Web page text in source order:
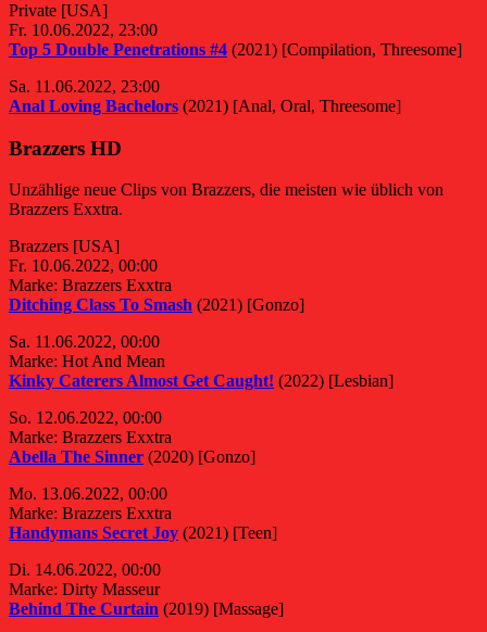
Private [USA]
Fr. 10.06.2022, 23:00
Top 5 Double Penetrations #4 (2021) [Compilation, Threesome]
Sa. 11.06.2022, 23:00
Anal Loving Bachelors (2021) [Anal, Oral, Threesome]
Brazzers HD
Unzählige neue Clips von Brazzers, die meisten wie üblich von
Brazzers Exxtra.
Brazzers [USA]
Fr. 10.06.2022, 00:00
Marke: Brazzers Exxtra
Ditching Class To Smash (2021) [Gonzo]
Sa. 11.06.2022, 00:00
Marke: Hot And Mean
Kinky Caterers Almost Get Caught! (2022) [Lesbian]
So. 12.06.2022, 00:00
Marke: Brazzers Exxtra
Abella The Sinner (2020) [Gonzo]
Mo. 13.06.2022, 00:00
Marke: Brazzers Exxtra
Handymans Secret Joy (2021) [Teen]
Di. 14.06.2022, 00:00
Marke: Dirty Masseur
Behind The Curtain (2019) [Massage]